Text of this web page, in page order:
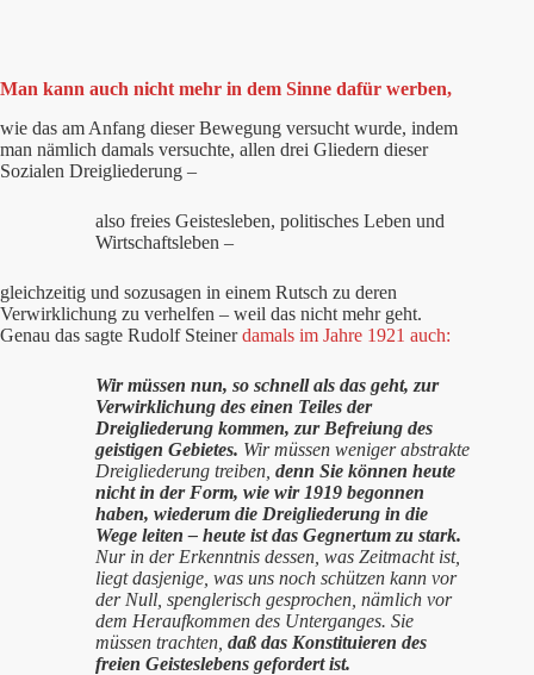
Man kann auch nicht mehr in dem Sinne dafür werben,
wie das am Anfang dieser Bewegung versucht wurde, indem
man nämlich damals versuchte, allen drei Gliedern dieser
Sozialen Dreigliederung –
also freies Geistesleben, politisches Leben und
Wirtschaftsleben –
gleichzeitig und sozusagen in einem Rutsch zu deren
Verwirklichung zu verhelfen – weil das nicht mehr geht.
Genau das sagte Rudolf Steinerdamals im Jahre 1921 auch:
Wir müssen nun, so schnell als das geht, zur
Verwirklichung des einen Teiles der
Dreigliederung kommen, zur Befreiung des
geistigen Gebietes. Wir müssen weniger abstrakte
Dreigliederung treiben, denn Sie können heute
nicht in der Form, wie wir 1919 begonnen
haben, wiederum die Dreigliederung in die
Wege leiten – heute ist das Gegnertum zu stark.
Nur in der Erkenntnis dessen, was Zeitmacht ist,
liegt dasjenige, was uns noch schützen kann vor
der Null, spenglerisch gesprochen, nämlich vor
dem Heraufkommen des Unterganges. Sie
müssen trachten, daß das Konstituieren des
freien Geisteslebens gefordert ist.